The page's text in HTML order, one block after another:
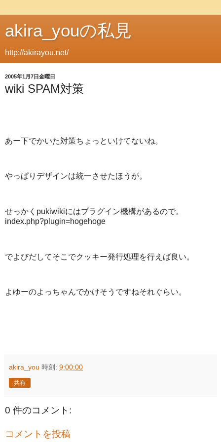
akira_youの私見
http://akirayou.net/
2005年1月7日金曜日
wiki SPAM対策
あー下でかいた対策ちょっといけてないね。
やっぱりデザインは統一させたほうが。
せっかくpukiwikiにはプラグイン機構があるので。
index.php?plugin=hogehoge
でよびだしてそこでクッキー発行処理を行えば良い。
よゆーのよっちゃんでかけそうですねそれぐらい。
akira_you 時刻: 9:00:00
共有
0 件のコメント:
コメントを投稿